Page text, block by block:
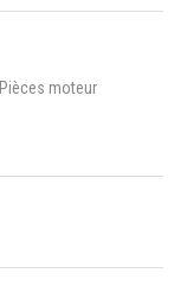
Pièces moteur